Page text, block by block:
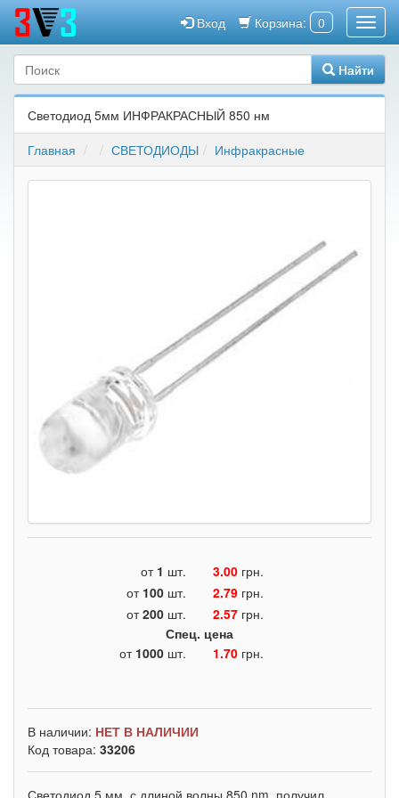
Корзина: 0
Вход
Найти
Светодиод 5мм ИНФРАКРАСНЫЙ 850 нм
Главная
СВЕТОДИОДЫ Инфракрасные
от 1 шт. 3.00 грн.
от 100 шт. 2.79 грн.
от200 шт. 2.57 грн.
Спец. цена
от 1000 шт. 1.70 грн.
В наличии: НЕТ В НАЛИЧИИ
Код товара: 33206
Светодиод 5 мм, с длиной волны 850 nm, получил